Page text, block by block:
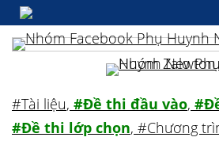
#Tài liệu, #Đề thi đầu vào,
#Đề thi lớp chọn, #Chương